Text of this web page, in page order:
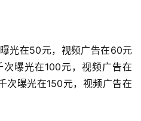
光在50元，视频广告在60元
曝光在100元，视频广告在
次曝光在150元，视频广告在